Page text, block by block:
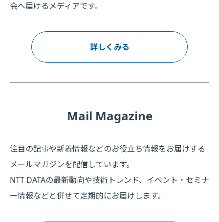
会へ届けるメディアです。
詳しくみる
Mail Magazine
注目の記事や新着情報などのお役立ち情報をお届けする
メールマガジンを配信しています。
NTT DATAの最新動向や技術トレンド、イベント・セミナ
ー情報などと併せて定期的にお届けします。